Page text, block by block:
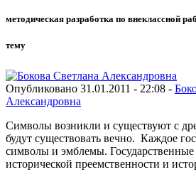
методическая разработка по внеклассной
тему
Опубликовано 31.01.2011 - 22:08 -
Александровна
Символы возникли и существуют с
будут существовать вечно. Каждое
символы и эмблемы.
исторической преемственности и